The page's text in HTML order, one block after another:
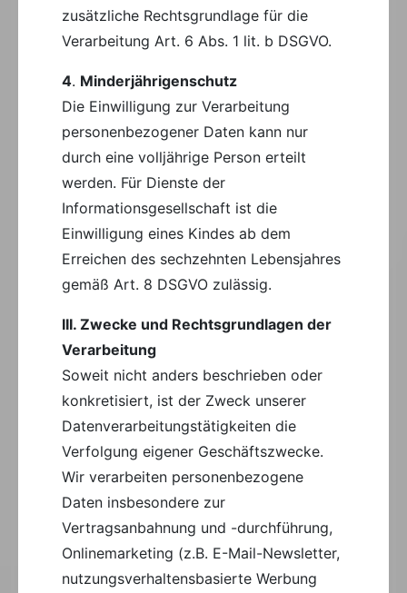
zusätzliche Rechtsgrundlage für die
Verarbeitung Art. 6 Abs. 1 lit. b DSGVO.
4. Minderjährigenschutz
Die Einwilligung zur Verarbeitung
personenbezogener Daten kann nur
durch eine volljährige Person erteilt
werden. Für Dienste der
Informationsgesellschaft ist die
Einwilligung eines Kindes ab dem
Erreichen des sechzehnten Lebensjahres
gemäß Art. 8 DSGVO zulässig.
III. Zwecke und Rechtsgrundlagen der
Verarbeitung
Soweit nicht anders beschrieben oder
konkretisiert, ist der Zweck unserer
Datenverarbeitungstätigkeiten die
Verfolgung eigener Geschäftszwecke.
Wir verarbeiten personenbezogene
Daten insbesondere zur
Vertragsanbahnung und -durchführung,
Onlinemarketing (z.B. E-Mail-Newsletter,
nutzungsverhaltensbasierte Werbung